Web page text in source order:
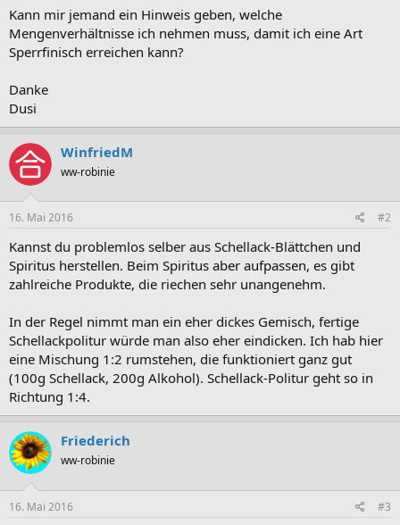
Kann mir jemand ein Hinweis geben, welche
Mengenverhältnisse ich nehmen muss, damit ich eine Art
Sperrfinisch erreichen kann?
Danke
Dusi
WinfriedM
ww-robinie
16. Mai 2016 #2
Kannst du problemlos selber aus Schellack-Blättchen und
Spiritus herstellen. Beim Spiritus aber aufpassen, es gibt
zahlreiche Produkte, die riechen sehr unangenehm.
In der Regel nimmt man ein eher dickes Gemisch, fertige
Schellackpolitur würde man also eher eindicken. Ich hab hier
eine Mischung 1:2 rumstehen, die funktioniert ganz gut
(100g Schellack, 200g Alkohol). Schellack-Politur geht so in
Richtung 1:4.
Friederich
ww-robinie
16. Mai 2016 #3